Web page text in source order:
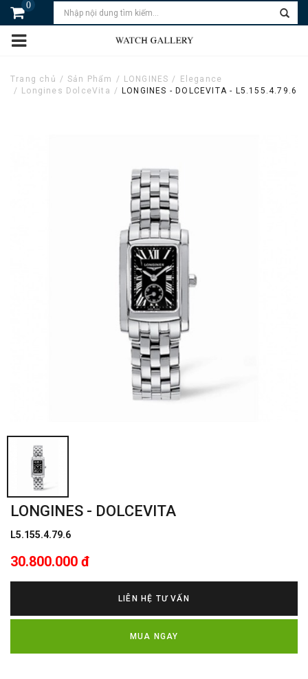
0
Trang chủ Sản Phẩm LONGINES
Elegance
Longines DolceVita
LONGINES - DOLCEVITA - L5.155.4.79.6
LONGINES - DOLCEVITA
L5.155.4.79.6
30.800.000 đ
LIÊN HỆ TƯ VẤN
MUA NGAY